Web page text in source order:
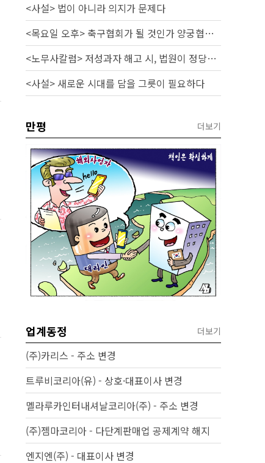
<사설> 법이 아니라 의지가 문제다
<목요일 오후> 축구협회가 될 것인가 양궁협회가 될 것인가
<노무사칼럼> 저성과자 해고 시, 법원이 정당성을 인정하는 기준과 실무 대응
<사설> 새로운 시대를 담을 그릇이 필요하다
만평 더보기
업계동정 더보기
(주)카리스 - 주소 변경
트루비코리아(유) - 상호·대표이사 변경
멜라루카인터내셔날코리아(주) - 주소 변경
(주)젬마코리아 - 다단계판매업 공제계약 해지
엔지엔(주) - 대표이사 변경